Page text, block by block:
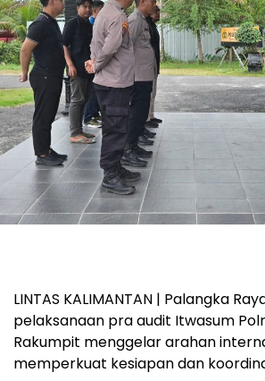
LINTAS KALIMANTAN | Palangka
pelaksanaan pra audit Itwasum
Rakumpit menggelar arahan
memperkuat kesiapan dan